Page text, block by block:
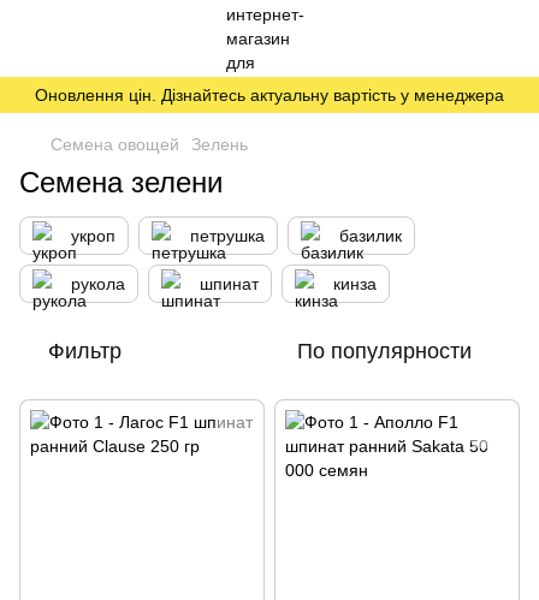
Оновлення цін. Дізнайтесь актуальну вартість у менеджера
Семена овощей Зелень
Семена зелени
укроп петрушка базилик
рукола шпинат кинза
Фильтр По популярности